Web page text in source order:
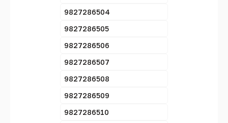
9827286504
9827286505
9827286506
9827286507
9827286508
9827286509
9827286510